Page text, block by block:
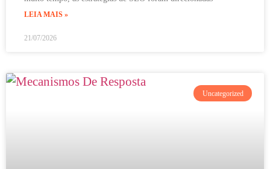
LEIA MAIS »
21/07/2026
Uncategorized